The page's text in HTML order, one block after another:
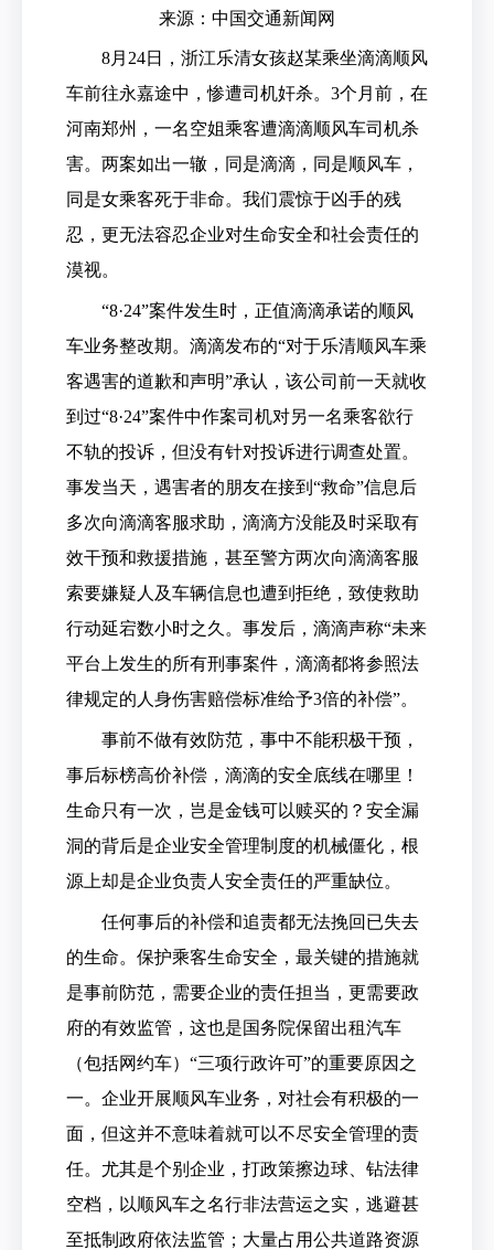
来源：中国交通新闻网
8月24日，浙江乐清女孩赵某乘坐滴滴顺风
车前往永嘉途中，惨遭司机奸杀。3个月前，在
河南郑州，一名空姐乘客遭滴滴顺风车司机杀
害。两案如出一辙，同是滴滴，同是顺风车，
同是女乘客死于非命。我们震惊于凶手的残
忍，更无法容忍企业对生命安全和社会责任的
漠视。
“8·24”案件发生时，正值滴滴承诺的顺风
车业务整改期。滴滴发布的“对于乐清顺风车乘
客遇害的道歉和声明”承认，该公司前一天就收
到过“8·24”案件中作案司机对另一名乘客欲行
不轨的投诉，但没有针对投诉进行调查处置。
事发当天，遇害者的朋友在接到“救命”信息后
多次向滴滴客服求助，滴滴方没能及时采取有
效干预和救援措施，甚至警方两次向滴滴客服
索要嫌疑人及车辆信息也遭到拒绝，致使救助
行动延宕数小时之久。事发后，滴滴声称“未来
平台上发生的所有刑事案件，滴滴都将参照法
律规定的人身伤害赔偿标准给予3倍的补偿”。
事前不做有效防范，事中不能积极干预，
事后标榜高价补偿，滴滴的安全底线在哪里！
生命只有一次，岂是金钱可以赎买的？安全漏
洞的背后是企业安全管理制度的机械僵化，根
源上却是企业负责人安全责任的严重缺位。
任何事后的补偿和追责都无法挽回已失去
的生命。保护乘客生命安全，最关键的措施就
是事前防范，需要企业的责任担当，更需要政
府的有效监管，这也是国务院保留出租汽车
（包括网约车）“三项行政许可”的重要原因之
一。企业开展顺风车业务，对社会有积极的一
面，但这并不意味着就可以不尽安全管理的责
任。尤其是个别企业，打政策擦边球、钻法律
空档，以顺风车之名行非法营运之实，逃避甚
至抵制政府依法监管；大量占用公共道路资源